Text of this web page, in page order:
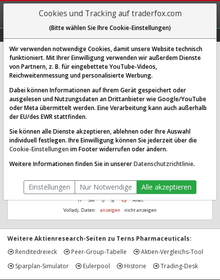
REGIS-
TRIEREN
Terns Pharmaceuticals Inc.
[TERN | WKN A2QNWR | ISIN US8808811074]
Aus 1.000
wurden seit 2021
2.879,28
Ø Performance
letzte 5 Jahre
22,36 %
1T 3M 1J 3J 10J
Alles
Volladj. Daten:
anzeigen nicht anzeigen
Weitere Aktienresearch-Seiten zu Terns Pharmaceuticals:
Renditedreieck
Peer-Group-Tabelle
Aktien-Vergleichs-Tool
Sparplan-Simulator
Eulerpool Historie Trading-Desk
Cookies und Tracking auf traderfox.com
(Bitte wählen Sie Ihre Cookie-Einstellungen)
Wir verwenden notwendige Cookies, damit unsere Website technisch
funktioniert. Mit Ihrer Einwilligung verwenden wir außerdem Dienste
von Partnern, z. B. für eingebettete YouTube-Videos,
Reichweitenmessung und personalisierte Werbung.
Dabei können Informationen auf Ihrem Gerät gespeichert oder
ausgelesen und Nutzungsdaten an Drittanbieter wie Google/YouTube
oder Meta übermittelt werden. Eine Verarbeitung kann auch außerhalb
der EU/des EWR stattfinden.
Sie können alle Dienste akzeptieren, ablehnen oder Ihre Auswahl
individuell festlegen. Ihre Einwilligung können Sie jederzeit über die
Cookie-Einstellungen im Footer widerrufen oder ändern.
Weitere Informationen finden Sie in unsererDatenschutzrichtlinie.
Einstellungen Nur Notwendige Alle akzeptieren